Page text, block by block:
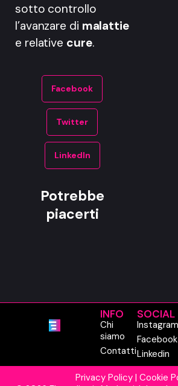
sotto controllo
l’avanzare di malattie
e relative cure.
Facebook
Twitter
LinkedIn
Potrebbe
piacerti
INFO
Chi
siamo
Contatti
SOCIAL
Instagram
Facebook
Linkedin
Privacy Policy| Cookie